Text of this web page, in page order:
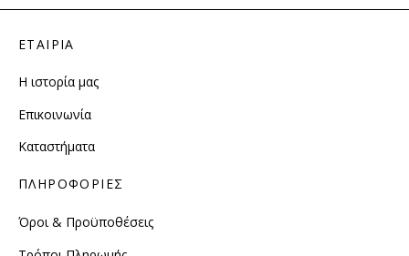
ΕΤΑΙΡΙΑ
Η ιστορία μας
Επικοινωνία
Καταστήματα
ΠΛΗΡΟΦΟΡΙΕΣ
Όροι & Προϋποθέσεις